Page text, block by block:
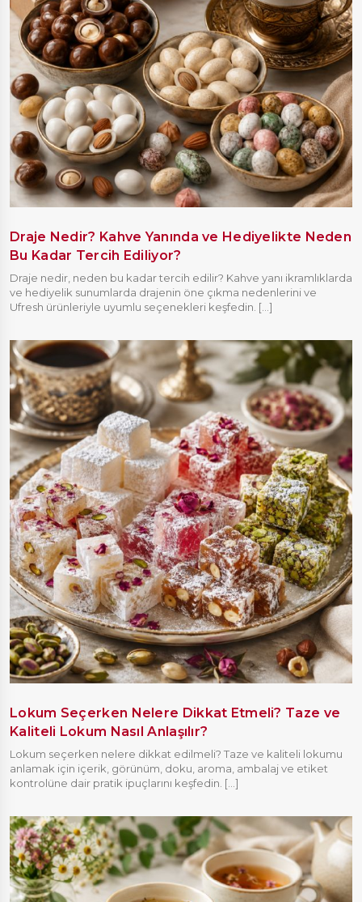
Draje Nedir? Kahve Yanında ve Hediyelikte Neden
Bu Kadar Tercih Ediliyor?
Draje nedir, neden bu kadar tercih edilir? Kahve yanı ikramlıklarda
ve hediyelik sunumlarda drajenin öne çıkma nedenlerini ve
Ufresh ürünleriyle uyumlu seçenekleri keşfedin. [...]
Lokum Seçerken Nelere Dikkat Etmeli? Taze ve
Kaliteli Lokum Nasıl Anlaşılır?
Lokum seçerken nelere dikkat edilmeli? Taze ve kaliteli lokumu
anlamak için içerik, görünüm, doku, aroma, ambalaj ve etiket
kontrolüne dair pratik ipuçlarını keşfedin. [...]